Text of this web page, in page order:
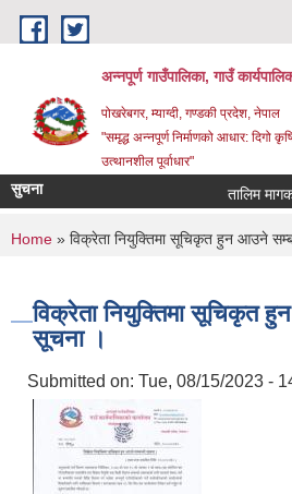
Skip to main content
अन्‍नपूर्ण गाउँपालिका, गाउँ
पोखरेबगर, म्याग्दी, गण्डकी प्रदेश, नेपाल
"समृद्ध अन्‍नपूर्ण निर्माणको आधार: दिगो
उत्थानशील पूर्वाधार"
सुचना तालिम मागका
You are here
Home » विक्रेता नियुक्तिमा सूचिकृत हुन आउने
विक्रेता नियुक्तिमा सूचिकृत
सूचना ।
Submitted on: Tue, 08/15/2023 -